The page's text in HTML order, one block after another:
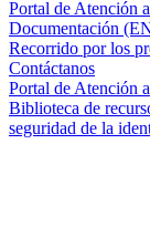
Portal de Atención
Documentación
Recorrido por los
Contáctanos
Portal de Atención
Biblioteca de
seguridad de la